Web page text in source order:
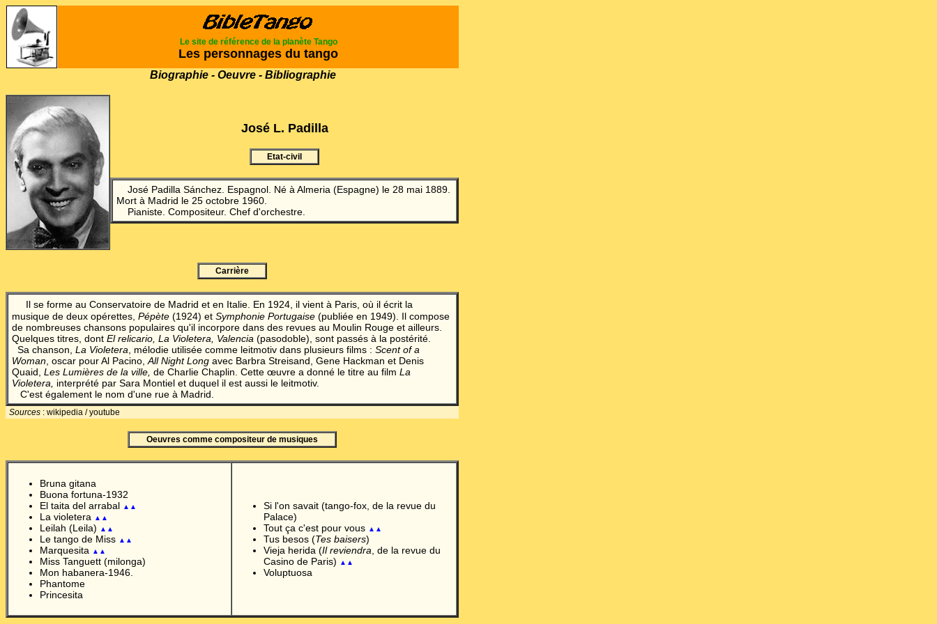
Le site de référence de la planète Tango
Les personnages du tango
Biographie - Oeuvre - Bibliographie
José L. Padilla
Etat-civil
José Padilla Sánchez. Espagnol. Né à Almeria (Espagne) le 28 mai 1889.
Mort à Madrid le 25 octobre 1960.
Pianiste. Compositeur. Chef d'orchestre.
Carrière
Il se forme au Conservatoire de Madrid et en Italie. En 1924, il vient à Paris, où il écrit la
musique de deux opérettes, Pépète (1924) et Symphonie Portugaise (publiée en 1949). Il compose
de nombreuses chansons populaires qu'il incorpore dans des revues au Moulin Rouge et ailleurs.
Quelques titres, dont El relicario, La Violetera, Valencia (pasodoble), sont passés à la postérité.
Sa chanson, La Violetera , mélodie utilisée comme leitmotiv dans plusieurs films : Scent of a
Woman , oscar pour Al Pacino, All Night Long avec Barbra Streisand, Gene Hackman et Denis
Quaid, Les Lumières de la ville, de Charlie Chaplin. Cette œuvre a donné le titre au film La
Violetera,
interprété par Sara Montiel et duquel il est aussi le leitmotiv.
C'est également le nom d'une rue à Madrid.
Sources : wikipedia / youtube
Oeuvres comme compositeur de musiques
Bruna gitana
Buona fortuna-1932
El taita del arrabal ▲▲
La violetera ▲▲
Leilah (Leila) ▲▲
Le tango de Miss ▲▲
Marquesita ▲▲
Miss Tanguett (milonga)
Mon habanera-1946.
Phantome
Princesita
Si l'on savait (tango-fox, de la revue du
Palace)
Tout ça c'est pour vous ▲▲
Tus besos (Tes baisers)
Vieja herida (Il reviendra , de la revue du
Casino de Paris)
▲▲
Voluptuosa